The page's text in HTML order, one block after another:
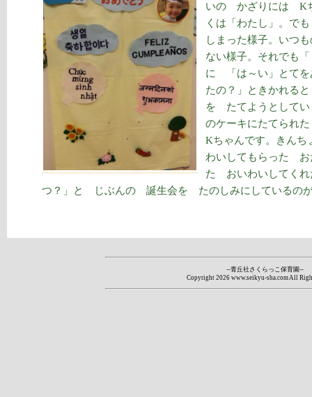
いの かざりには K
くは「わたし」。で
しまった様子。いつ
ない様子。それでも
に 「は～い」とて
たの？」ときかれる
を たてようとして
のケーキにたてられ
Kちゃんです。きん
わいしてもらった お
た おいわいしてく
つ？」と じぶんの 誕生会を たのしみにしているの
--青丘社さくらっこ保育園--
Copyright 2026 www.seikyu-sha.com All